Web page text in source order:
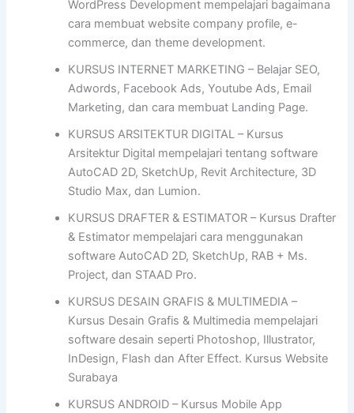
WordPress Development mempelajari bagaimana
cara membuat website company profile, e-
commerce, dan theme development.
KURSUS INTERNET MARKETING – Belajar SEO,
Adwords, Facebook Ads, Youtube Ads, Email
Marketing, dan cara membuat Landing Page.
KURSUS ARSITEKTUR DIGITAL – Kursus
Arsitektur Digital mempelajari tentang software
AutoCAD 2D, SketchUp, Revit Architecture, 3D
Studio Max, dan Lumion.
KURSUS DRAFTER & ESTIMATOR – Kursus Drafter
& Estimator mempelajari cara menggunakan
software AutoCAD 2D, SketchUp, RAB + Ms.
Project, dan STAAD Pro.
KURSUS DESAIN GRAFIS & MULTIMEDIA –
Kursus Desain Grafis & Multimedia mempelajari
software desain seperti Photoshop, Illustrator,
InDesign, Flash dan After Effect. Kursus Website
Surabaya
KURSUS ANDROID – Kursus Mobile App